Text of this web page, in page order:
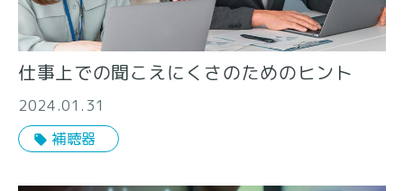
仕事上での聞こえにくさのためのヒント
2024.01.31
補聴器